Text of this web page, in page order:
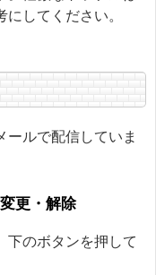
してください。
ールで配信していま
更・解除
下のボタンを押して